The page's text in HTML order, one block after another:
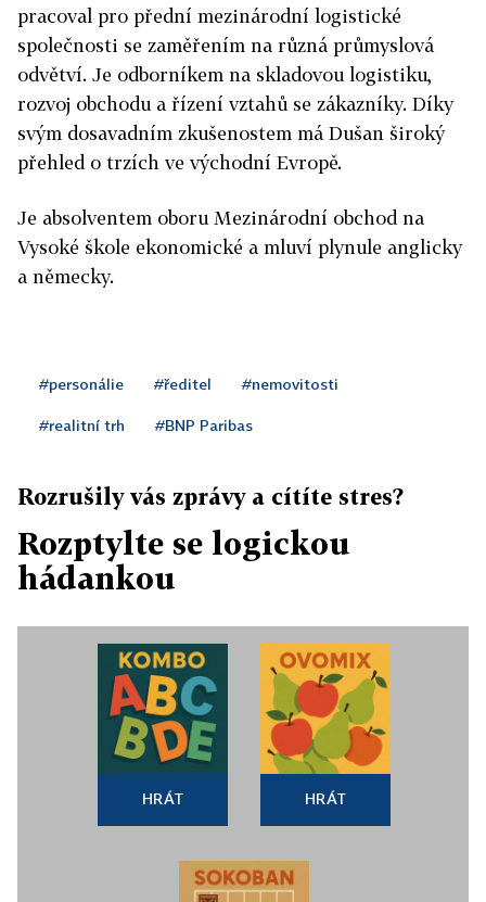
pracoval pro přední mezinárodní logistické
společnosti se zaměřením na různá průmyslová
odvětví. Je odborníkem na skladovou logistiku,
rozvoj obchodu a řízení vztahů se zákazníky. Díky
svým dosavadním zkušenostem má Dušan široký
přehled o trzích ve východní Evropě.
Je absolventem oboru Mezinárodní obchod na
Vysoké škole ekonomické a mluví plynule anglicky
a německy.
#personálie #ředitel #nemovitosti
#realitní trh #BNP Paribas
Rozrušily vás zprávy a cítíte stres?
Rozptylte se logickou
hádankou
HRÁT HRÁT